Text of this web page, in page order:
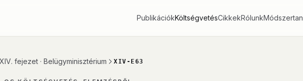
PublikációkKöltségvetésCikkekRólunkMódszertan
XIV. fejezet · Belügyminisztérium XIV-E63